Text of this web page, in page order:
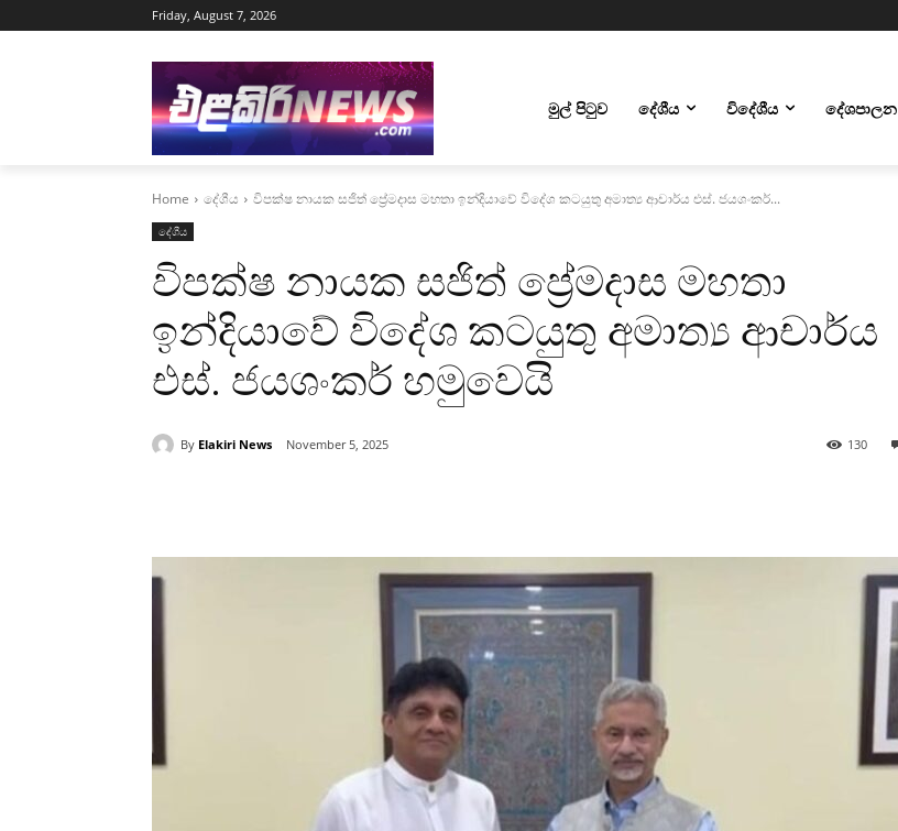
Friday, August 7, 2026
මුල් පිටුව දේශීය විදේශීය දේශපාලන
Home දේශීය විපක්ෂ නායක සජිත් ප්‍රේමදාස මහතා ඉන්දියාවේ විදේශ කටයුතු අමාත්‍ය ආචාර්ය එස්. ජයශංකර්...
දේශීය
විපක්ෂ නායක සජිත් ප්‍රේමදාස මහතා
ඉන්දියාවේ විදේශ කටයුතු අමාත්‍ය ආචාර්ය
එස්. ජයශංකර් හමුවෙයි
By Elakiri News November 5, 2025 130